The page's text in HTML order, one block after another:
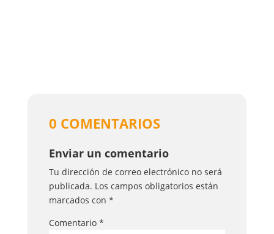
0 COMENTARIOS
Enviar un comentario
Tu dirección de correo electrónico no será
publicada. Los campos obligatorios están
marcados con *
Comentario *